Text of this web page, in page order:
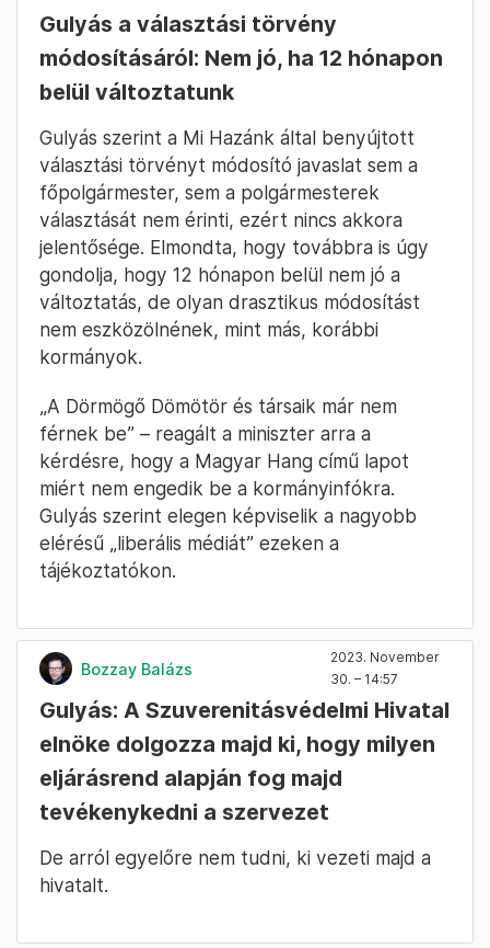
Gulyás a választási törvény
módosításáról: Nem jó, ha 12 hónapon
belül változtatunk
Gulyás szerint a Mi Hazánk által benyújtott
választási törvényt módosító javaslat sem a
főpolgármester, sem a polgármesterek
választását nem érinti, ezért nincs akkora
jelentősége. Elmondta, hogy továbbra is úgy
gondolja, hogy 12 hónapon belül nem jó a
változtatás, de olyan drasztikus módosítást
nem eszközölnének, mint más, korábbi
kormányok.
„A Dörmögő Dömötör és társaik már nem
férnek be” – reagált a miniszter arra a
kérdésre, hogy a Magyar Hang című lapot
miért nem engedik be a kormányinfókra.
Gulyás szerint elegen képviselik a nagyobb
elérésű „liberális médiát” ezeken a
tájékoztatókon.
Bozzay Balázs
2023. November
30. – 14:57
Gulyás: A Szuverenitásvédelmi Hivatal
elnöke dolgozza majd ki, hogy milyen
eljárásrend alapján fog majd
tevékenykedni a szervezet
De arról egyelőre nem tudni, ki vezeti majd a
hivatalt.